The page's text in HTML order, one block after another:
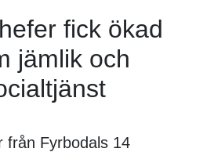
fick ökad
jämlik och
från Fyrbodals 14